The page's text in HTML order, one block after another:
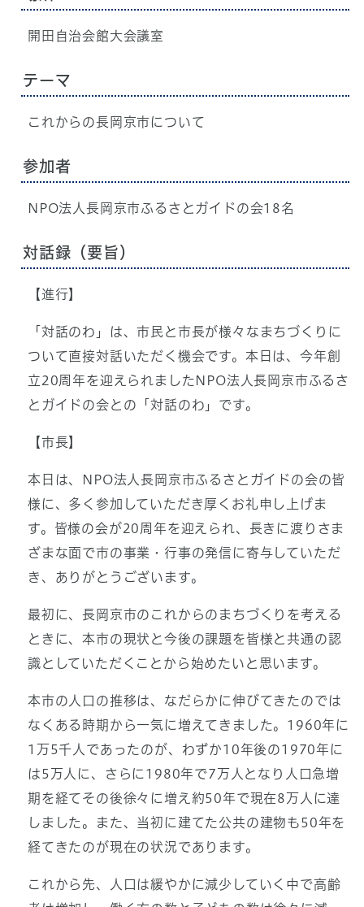
開田自治会館大会議室
テーマ
これからの長岡京市について
参加者
NPO法人長岡京市ふるさとガイドの会18名
対話録（要旨）
【進行】
「対話のわ」は、市民と市長が様々なまちづくりに
ついて直接対話いただく機会です。本日は、今年創
立20周年を迎えられましたNPO法人長岡京市ふるさ
とガイドの会との「対話のわ」です。
【市長】
本日は、NPO法人長岡京市ふるさとガイドの会の皆
様に、多く参加していただき厚くお礼申し上げま
す。皆様の会が20周年を迎えられ、長きに渡りさま
ざまな面で市の事業・行事の発信に寄与していただ
き、ありがとうございます。
最初に、長岡京市のこれからのまちづくりを考える
ときに、本市の現状と今後の課題を皆様と共通の認
識としていただくことから始めたいと思います。
本市の人口の推移は、なだらかに伸びてきたのでは
なくある時期から一気に増えてきました。1960年に
1万5千人であったのが、わずか10年後の1970年に
は5万人に、さらに1980年で7万人となり人口急増
期を経てその後徐々に増え約50年で現在8万人に達
しました。また、当初に建てた公共の建物も50年を
経てきたのが現在の状況であります。
これから先、人口は緩やかに減少していく中で高齢